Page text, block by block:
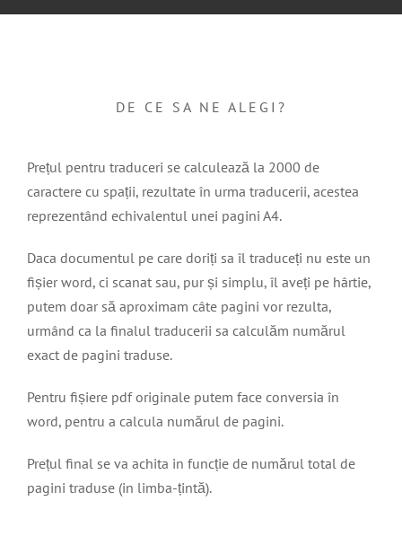
DE CE SA NE ALEGI?
Prețul pentru traduceri se calculează la 2000 de
caractere cu spații, rezultate în urma traducerii, acestea
reprezentând echivalentul unei pagini A4.
Daca documentul pe care doriți sa îl traduceți nu este un
fișier word, ci scanat sau, pur și simplu, îl aveți pe hârtie,
putem doar să aproximam câte pagini vor rezulta,
urmând ca la finalul traducerii sa calculăm numărul
exact de pagini traduse.
Pentru fișiere pdf originale putem face conversia în
word, pentru a calcula numărul de pagini.
Prețul final se va achita in funcție de numărul total de
pagini traduse (in limba-țintă).